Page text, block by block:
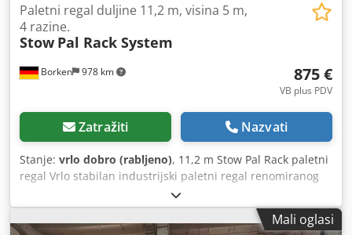
Borken 978 km
Paletni regal duljine 11,2 m, visina 5 m,
4 razine.
Stow Pal Rack System
875 €
VB plus PDV
Zatražiti Nazvati
Stanje: vrlo dobro (rabljeno), 11,2 m Stow Pal Rack paletni
regal Vrlo stabilan industrijski paletni regal renomiranog
proizvođača Stow, dizajniran za sigurno i standardizirano
skladištenje teških euro paleta. Proizvođač: Stow Tip: Pal
Rack System Duljina regala: cca 11.200 mm Visina stupa:
Mali oglasi